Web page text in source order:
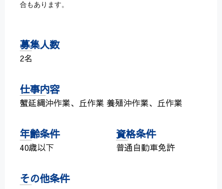
合もあります。
募集人数
2名
仕事内容
蟹延縄沖作業、丘作業 養殖沖作業、丘作業
年齢条件
40歳以下
資格条件
普通自動車免許
その他条件